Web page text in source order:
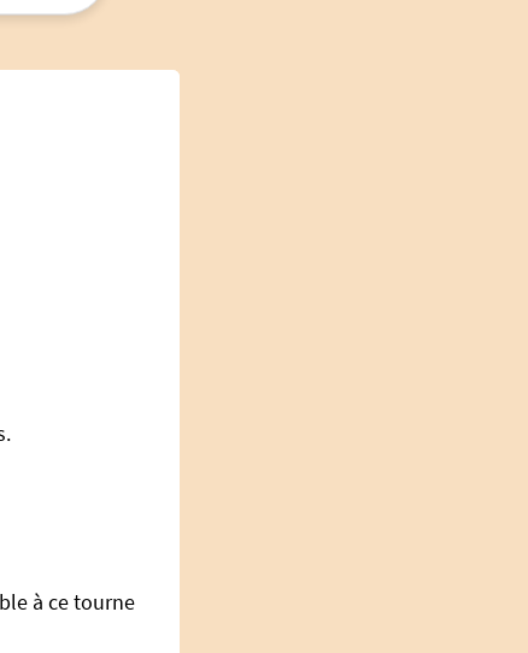
à ce tourne